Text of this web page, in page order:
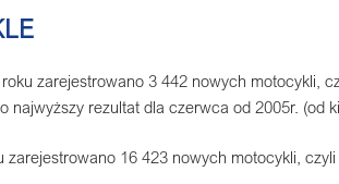
zarejestrowano 3 442 nowych motocykli,
najwyższy rezultat dla czerwca od 2005r. (od
zarejestrowano 16 423 nowych motocykli,